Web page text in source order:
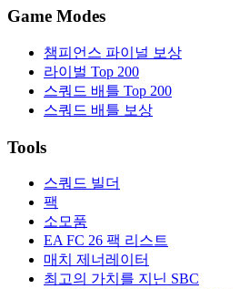
Game Modes
챔피언스 파이널 보상
라이벌 Top 200
스쿼드 배틀 Top 200
스쿼드 배틀 보상
Tools
스쿼드 빌더
팩
소모품
EA FC 26 팩 리스트
매치 제너레이터
최고의 가치를 지닌 SBC